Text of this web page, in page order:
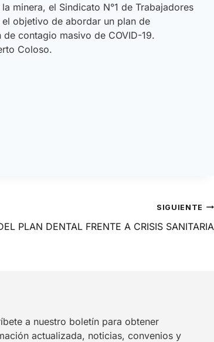
minera, el Sindicato N°1 de Trabajadores
objetivo de abordar un plan de
contagio masivo de COVID-19.
Coloso.
SIGUIENTE
PLAN DENTAL FRENTE A CRISIS SANITARIA
a nuestro boletín para obtener
actualizada, noticias, convenios y